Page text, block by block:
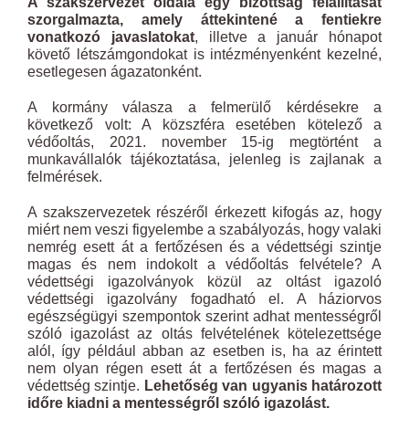
szorgalmazta, amely áttekintené a fentiekre
vonatkozó javaslatokat, illetve a január hónapot
követő létszámgondokat is intézményenként kezelné,
esetlegesen ágazatonként.
A kormány válasza a felmerülő kérdésekre a
következő volt: A közszféra esetében kötelező a
védőoltás, 2021. november 15-ig megtörtént a
munkavállalók tájékoztatása, jelenleg is zajlanak a
felmérések.
A szakszervezetek részéről érkezett kifogás az, hogy
miért nem veszi figyelembe a szabályozás, hogy valaki
nemrég esett át a fertőzésen és a védettségi szintje
magas és nem indokolt a védőoltás felvétele? A
védettségi igazolványok közül az oltást igazoló
védettségi igazolvány fogadható el. A háziorvos
egészségügyi szempontok szerint adhat mentességről
szóló igazolást az oltás felvételének kötelezettsége
alól, így például abban az esetben is, ha az érintett
nem olyan régen esett át a fertőzésen és magas a
védettség szintje. Lehetőség van ugyanis határozott
időre kiadni a mentességről szóló igazolást.